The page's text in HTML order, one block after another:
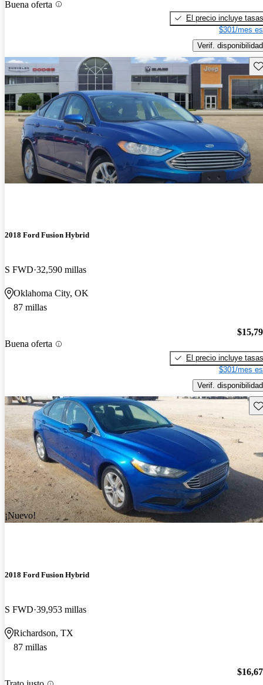
Buena oferta
El precio incluye tasas
$301/mes
Verif. disponibilidad
2018 Ford Fusion Hybrid
S FWD 32,590 millas
Oklahoma City, OK
87 millas
Buena oferta
El precio incluye tasas
$301/mes
Verif. disponibilidad
¡Nuevo!
2018 Ford Fusion Hybrid
S FWD 39,953 millas
Richardson, TX
87 millas